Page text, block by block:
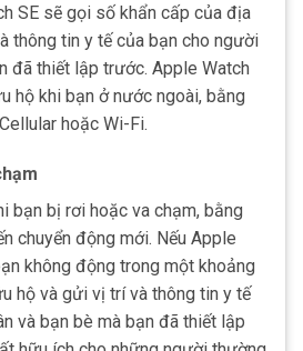
SE sẽ gọi số khẩn cấp của địa
thông tin y tế của bạn cho người
đã thiết lập trước. Apple Watch
hộ khi bạn ở nước ngoài, bằng
hoặc Wi-Fi.
bạn bị rơi hoặc va chạm, bằng
chuyển động mới. Nếu Apple
không động trong một khoảng
hộ và gửi vị trí và thông tin y tế
và bạn bè mà bạn đã thiết lập